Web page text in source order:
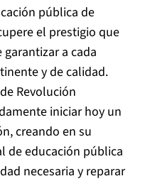
pública de
el prestigio que
garantizar a cada
y de calidad.
Revolución
iniciar hoy un
creando en su
de educación pública
necesaria y reparar